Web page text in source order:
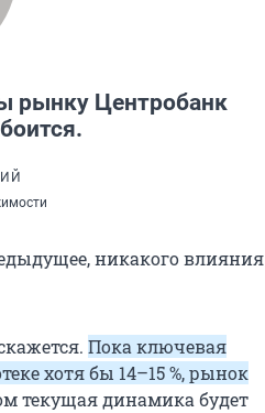
рынку Центробанк
никакого влияния
Пока ключевая
хотя бы 14–15 %, рынок
текущая динамика будет